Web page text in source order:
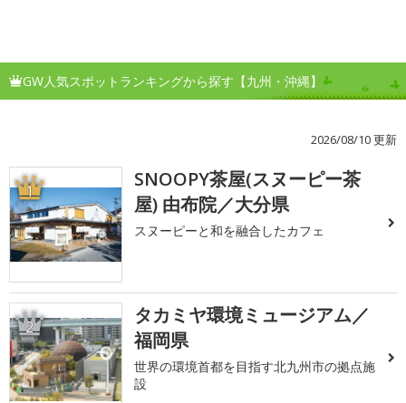
GW人気スポットランキングから探す【九州・沖縄】
2026/08/10 更新
1
SNOOPY茶屋(スヌーピー茶
屋) 由布院／大分県
スヌーピーと和を融合したカフェ
2
タカミヤ環境ミュージアム／
福岡県
世界の環境首都を目指す北九州市の拠点施
設